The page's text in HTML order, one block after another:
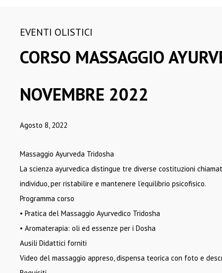
EVENTI OLISTICI
CORSO MASSAGGIO
NOVEMBRE 2022
Agosto 8, 2022
Massaggio Ayurveda Tridosha
La scienza ayurvedica distingue tre diverse costituzioni
individuo, per ristabilire e mantenere l’equilibrio psicofisico.
Programma corso
• Pratica del Massaggio Ayurvedico Tridosha
• Aromaterapia: oli ed essenze per i Dosha
Ausili Didattici forniti
Video del massaggio appreso, dispensa teorica con foto e